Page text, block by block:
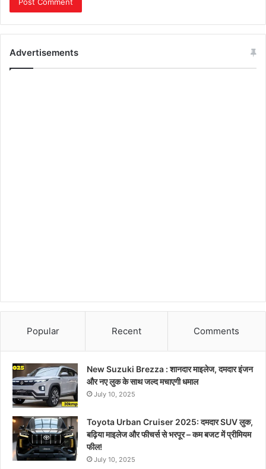
Advertisements
Popular Recent Comments
New Suzuki Brezza : शानदार माइलेज, दमदार इंजन
और नए लुक के साथ जल्द मचाएगी धमाल
July 10, 2025
Toyota Urban Cruiser 2025: दमदार SUV लुक,
बढ़िया माइलेज और फीचर्स से भरपूर – कम बजट में प्रीमियम
फील!
July 10, 2025